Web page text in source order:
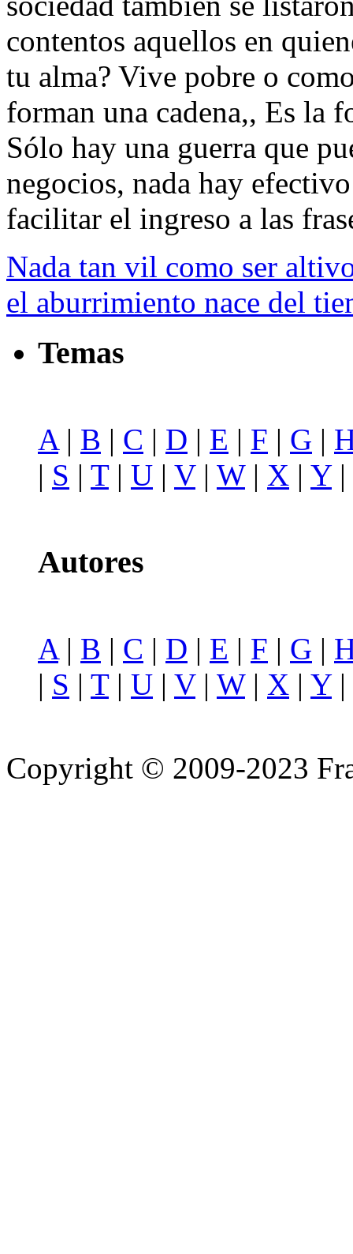
contentos aquellos en
tu alma? Vive pobre o
forman una cadena,, Es la
Sólo hay una guerra que
negocios, nada hay
facilitar el ingreso a las
Nada tan vil como ser
el aburrimiento nace del
Temas
A| B | C | D | E | F | G |
| S | T| U | V| W| X | Y|
Autores
A | B | C | D | E | F | G |
| S | T| U | V| W| X | Y|
Copyright © 2009-2023